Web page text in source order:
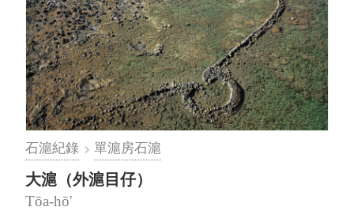
石滬紀錄 單滬房石滬
大滬（外滬目仔）
Tōa-hō'